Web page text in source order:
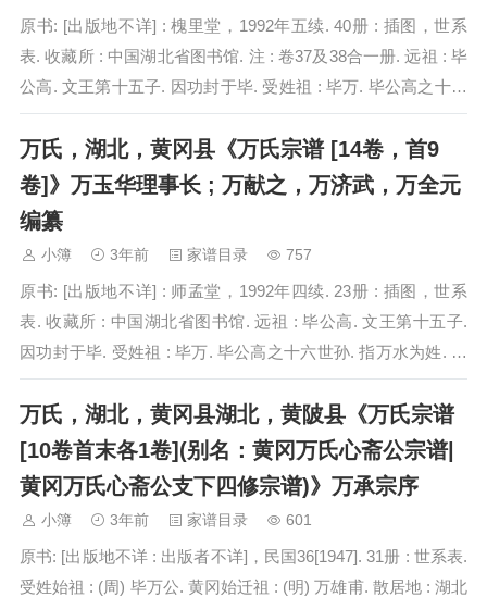
原书: [出版地不详] : 槐里堂，1992年五续. 40册 : 插图，世系
表. 收藏所 : 中国湖北省图书馆. 注 : 卷37及38合一册. 远祖 : 毕
公高. 文王第十五子. 因功封于毕. 受姓祖 : 毕万. 毕公高之十六
世孙. 指万水…
万氏，湖北，黄冈县《万氏宗谱 [14卷，首9
卷]》万玉华理事长 ; 万献之，万济武，万全元
编纂
小簿 3年前 家谱目录 757
原书: [出版地不详] : 师孟堂，1992年四续. 23册 : 插图，世系
表. 收藏所 : 中国湖北省图书馆. 远祖 : 毕公高. 文王第十五子.
因功封于毕. 受姓祖 : 毕万. 毕公高之十六世孙. 指万水为姓. 江
右一世祖 : 万章，…
万氏，湖北，黄冈县湖北，黄陂县《万氏宗谱
[10卷首末各1卷](别名：黄冈万氏心斋公宗谱|
黄冈万氏心斋公支下四修宗谱)》万承宗序
小簿 3年前 家谱目录 601
原书: [出版地不详 : 出版者不详]，民国36[1947]. 31册 : 世系表.
受姓始祖 : (周) 毕万公. 黄冈始迁祖 : (明) 万雄甫. 散居地 : 湖北